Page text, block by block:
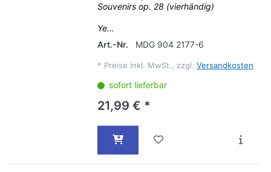
Souvenirs op. 28 (vierhändig)
Ye...
Art.-Nr.
MDG 904 2177-6
* Preise inkl. MwSt., zzgl. Versandkosten
sofort lieferbar
21,99 € *